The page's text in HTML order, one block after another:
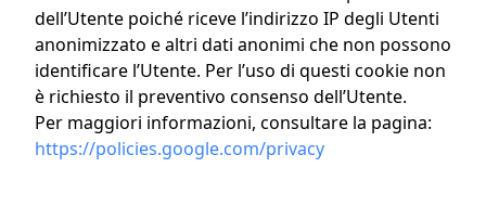
dell’Utente poiché riceve l’indirizzo IP degli Utenti
anonimizzato e altri dati anonimi che non possono
identificare l’Utente. Per l’uso di questi cookie non
è richiesto il preventivo consenso dell’Utente.
Per maggiori informazioni, consultare la pagina:
https://policies.google.com/privacy